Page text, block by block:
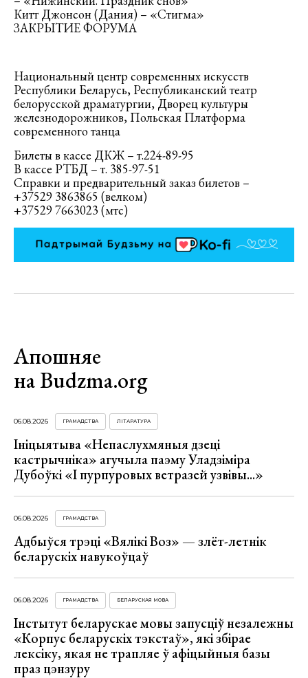
Китт Джонсон (Дания) – «Стигма»
ЗАКРЫТИЕ ФОРУМА
Национальный центр современных искусств
Республики Беларусь, Республиканский театр
белорусской драматургии, Дворец культуры
железнодорожников, Польская Платформа
современного танца
Билеты в кассе ДКЖ – т.224-89-95
В кассе РТБД – т. 385-97-51
Справки и предварительный заказ билетов –
+37529 3863865 (велком)
+37529 7663023 (мтс)
Апошняе
на Budzma.org
06.08.2026 ГРАМАДСТВА ЛІТАРАТУРА
Ініцыятыва «Непаслухмяныя дзеці
кастрычніка» агучыла паэму Уладзіміра
Дубоўкі «І пурпуровых ветразей узвівы...»
06.08.2026 ГРАМАДСТВА
Адбыўся трэці «Вялікі Воз» — злёт-летнік
беларускіх навукоўцаў
06.08.2026 ГРАМАДСТВА БЕЛАРУСКАЯ МОВА
Інстытут беларускае мовы запусціў незалежны
«Корпус беларускіх тэкстаў», які збірае
лексіку, якая не трапляе ў афіцыйныя базы
праз цэнзуру